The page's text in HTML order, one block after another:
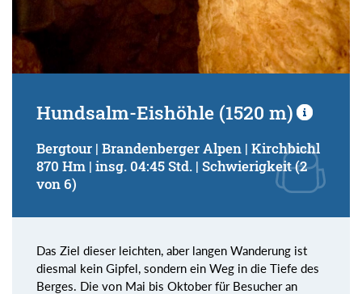
Hundsalm-Eishöhle (1520 m)
Bergtour | Brandenberger Alpen | Kirchbichl
870 Hm | insg. 04:45 Std. | Schwierigkeit (2
von 6)
Das Ziel dieser leichten, aber langen Wanderung ist
diesmal kein Gipfel, sondern ein Weg in die Tiefe des
Berges. Die von Mai bis Oktober für Besucher an